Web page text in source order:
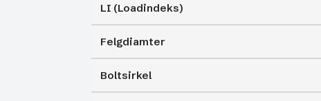
LI (Loadindeks)
Felgdiamter
Boltsirkel